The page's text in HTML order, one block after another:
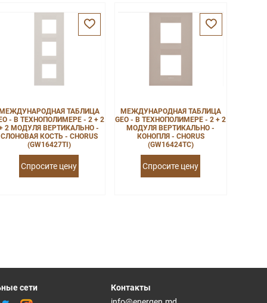
МЕЖДУНАРОДНАЯ ТАБЛИЦА
- В ТЕХНОПОЛИМЕРЕ - 2 + 2
2 МОДУЛЯ ВЕРТИКАЛЬНО -
СЛОНОВАЯ КОСТЬ - CHORUS
(GW16427TI)
Спросите цену
МЕЖДУНАРОДНАЯ ТАБЛИЦА
GEO - В ТЕХНОПОЛИМЕРЕ - 2 + 2
МОДУЛЯ ВЕРТИКАЛЬНО -
КОНОПЛЯ - CHORUS
(GW16424TC)
Спросите цену
сети
Контакты